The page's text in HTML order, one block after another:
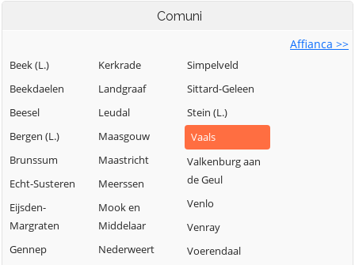
Comuni
Affianca >>
Beek (L.)
Beekdaelen
Beesel
Bergen (L.)
Brunssum
Echt-Susteren
Eijsden-
Margraten
Gennep
Kerkrade
Landgraaf
Leudal
Maasgouw
Maastricht
Meerssen
Mook en
Middelaar
Nederweert
Simpelveld
Sittard-Geleen
Stein (L.)
Vaals
Valkenburg aan
de Geul
Venlo
Venray
Voerendaal